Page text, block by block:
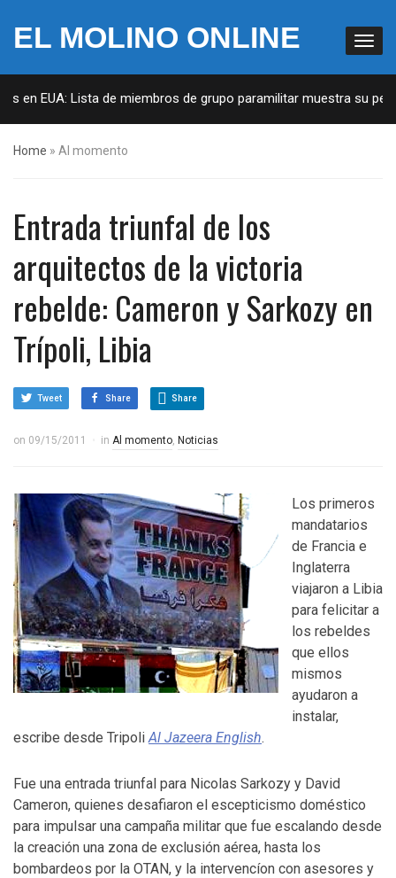
EL MOLINO ONLINE
EUA: Lista de miembros de grupo paramilitar muestra su
Home » Al momento
Entrada triunfal de los
arquitectos de la victoria
rebelde: Cameron y Sarkozy en
Trípoli, Libia
Tweet Share Share
on 09/15/2011 in Al momento, Noticias
Los primeros
mandatarios
de Francia e
Inglaterra
viajaron a Libia
para felicitar a
los rebeldes
que ellos
mismos
ayudaron a
instalar,
escribe desde TripoliAl Jazeera English.
Fue una entrada triunfal para Nicolas Sarkozy y David
Cameron, quienes desafiaron el escepticismo doméstico
para impulsar una campaña militar que fue escalando desde
la creación una zona de exclusión aérea, hasta los
bombardeos por la OTAN, y la intervencíon con asesores y